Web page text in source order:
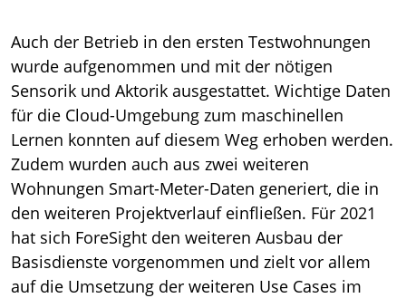
Auch der Betrieb in den ersten Testwohnungen
wurde aufgenommen und mit der nötigen
Sensorik und Aktorik ausgestattet. Wichtige Daten
für die Cloud-Umgebung zum maschinellen
Lernen konnten auf diesem Weg erhoben werden.
Zudem wurden auch aus zwei weiteren
Wohnungen Smart-Meter-Daten generiert, die in
den weiteren Projektverlauf einfließen. Für 2021
hat sich ForeSight den weiteren Ausbau der
Basisdienste vorgenommen und zielt vor allem
auf die Umsetzung der weiteren Use Cases im